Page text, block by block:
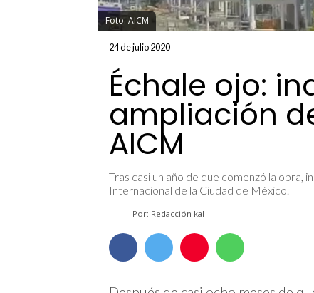
Foto: AICM
24 de julio 2020
Échale ojo:
ampliación
AICM
Tras casi un año de que comenzó la obra,
Internacional de la Ciudad de México.
Por: Redacción kal